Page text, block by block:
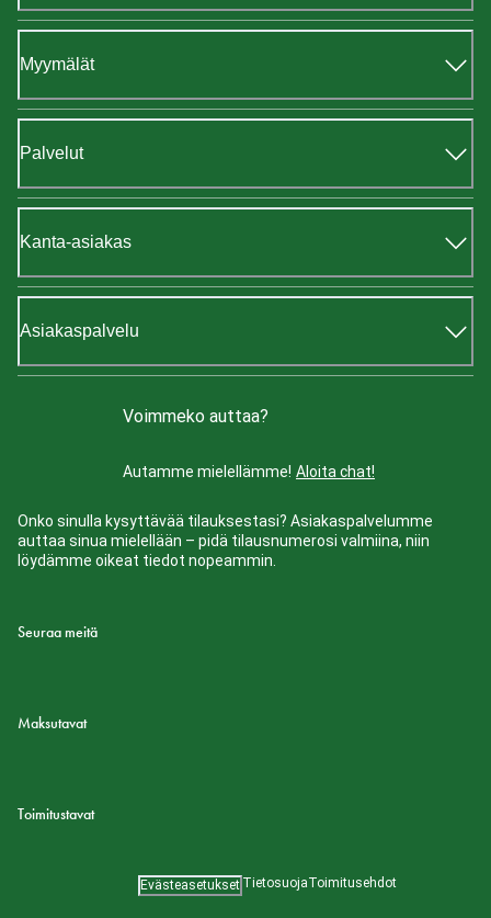
Myymälät
Palvelut
Kanta-asiakas
Asiakaspalvelu
Voimmeko auttaa?
Autamme mielellämme! Aloita chat!
Onko sinulla kysyttävää tilauksestasi? Asiakaspalvelumme
auttaa sinua mielellään – pidä tilausnumerosi valmiina, niin
löydämme oikeat tiedot nopeammin.
Seuraa meitä
Maksutavat
Toimitustavat
Evästeasetukset TietosuojaToimitusehdot